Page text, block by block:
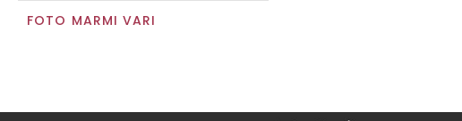
FOTO MARMI VARI